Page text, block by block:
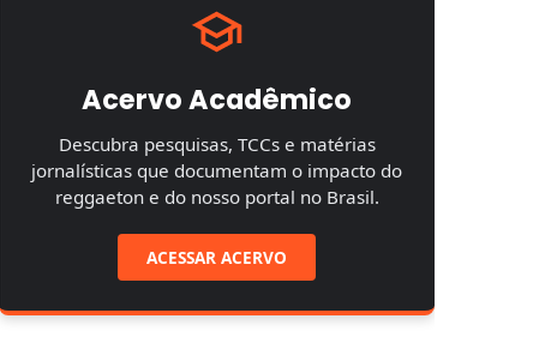
Acervo Acadêmico
Descubra pesquisas, TCCs e matérias
jornalísticas que documentam o impacto do
reggaeton e do nosso portal no Brasil.
ACESSAR ACERVO